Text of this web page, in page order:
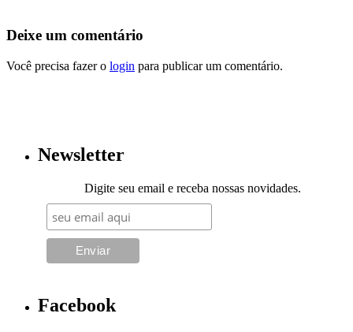
Deixe um comentário
Você precisa fazer o login para publicar um comentário.
Newsletter
Digite seu email e receba nossas novidades.
Facebook